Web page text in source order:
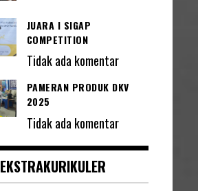
JUARA I SIGAP
COMPETITION
Tidak ada komentar
PAMERAN PRODUK DKV
2025
Tidak ada komentar
EKSTRAKURIKULER